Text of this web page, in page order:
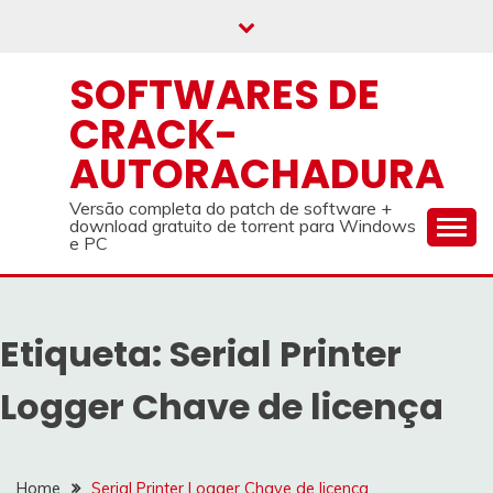
SOFTWARES DE
CRACK-
AUTORACHADURA
Versão completa do patch de software +
download gratuito de torrent para Windows
e PC
Etiqueta: Serial Printer
Logger Chave de licença